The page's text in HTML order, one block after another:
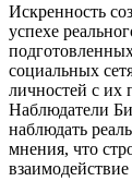
Искренность
успехе
социальных
личностей с их
Наблюдатели
наблюдать
мнения, что